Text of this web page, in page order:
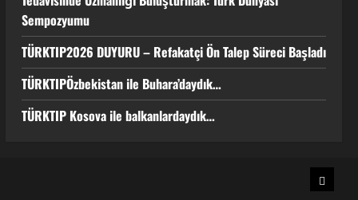
3
22 Nisan 2026 0
TÜRKTIPÖzbekistan ile
Buhara’daydık…
Sempozyumu
TÜRKTIP2026 DUYURU – Refakatçi Ön Talep Süreci Başladı
TÜRKTIPÖzbekistan ile Buhara’daydık…
TÜRKTIP Kosova ile balkanlardaydık…